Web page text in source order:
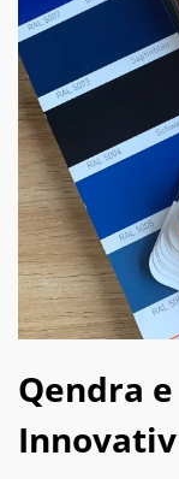
Qendra
Innovativ